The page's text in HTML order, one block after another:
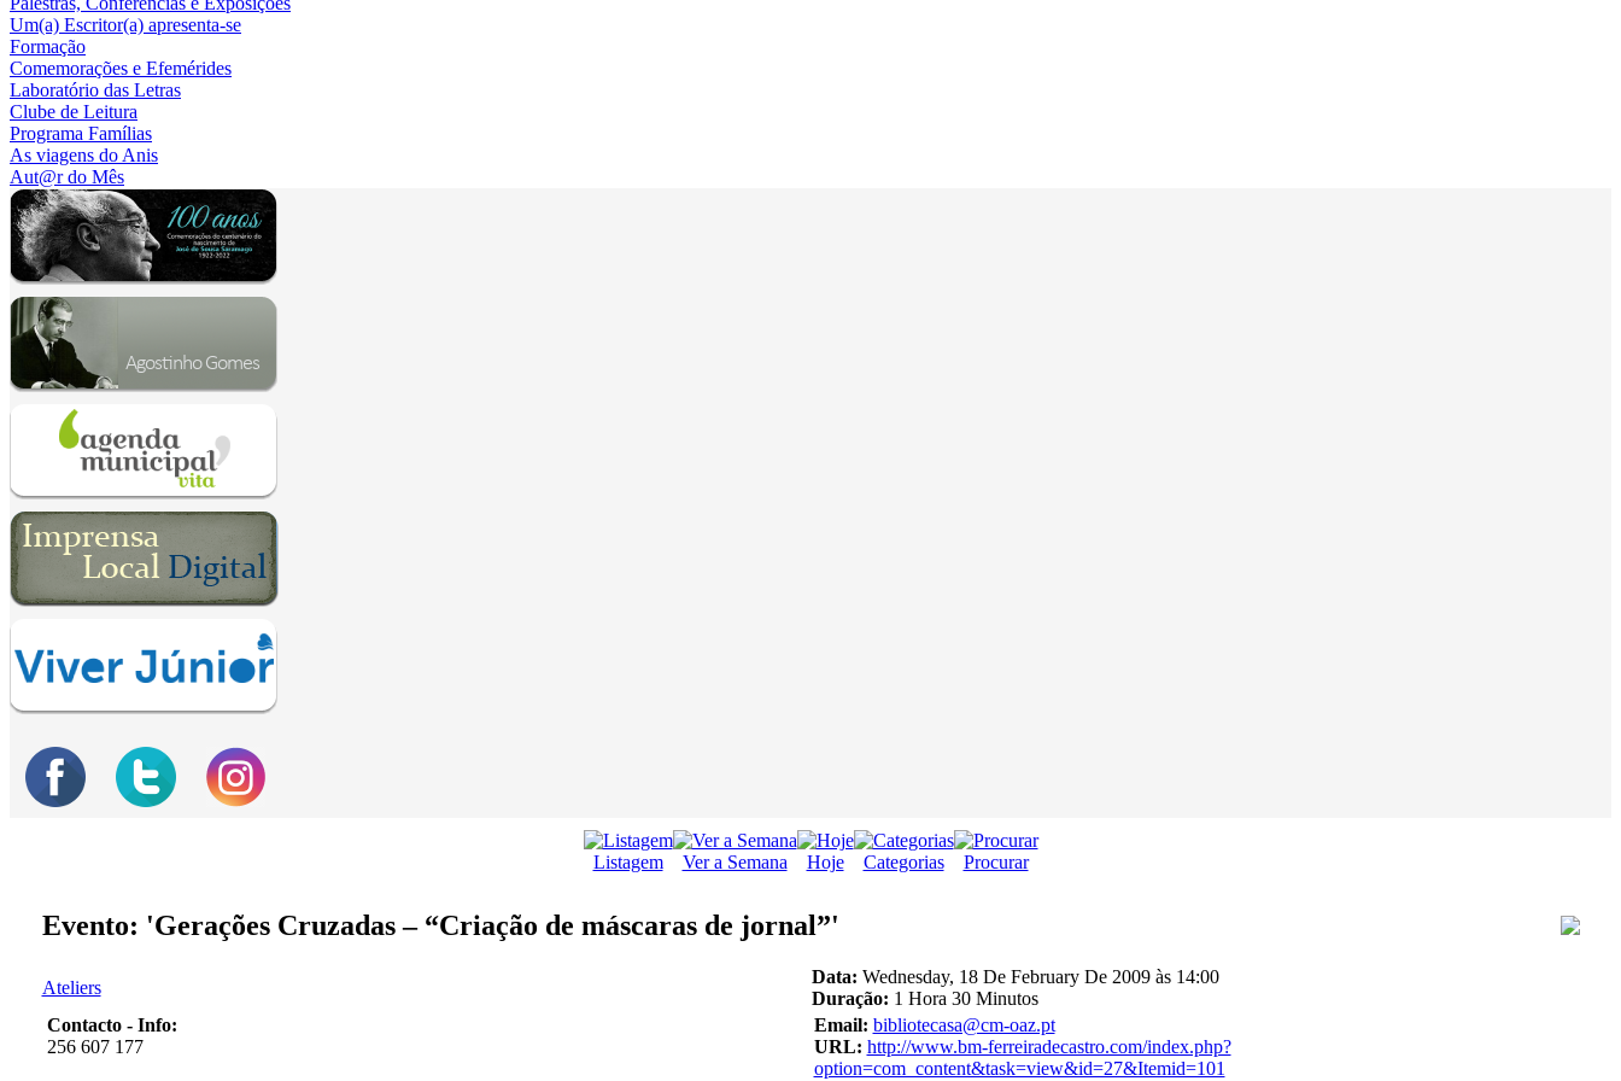
Um(a) Escritor(a) apresenta-se
Formação
Comemorações e Efemérides
Laboratório das Letras
Clube de Leitura
Programa Famílias
As viagens do Anis
Aut@r do Mês
Listagem Ver a Semana Hoje Categorias Procurar
Evento: 'Gerações Cruzadas – “Criação de máscaras de jornal”'
Ateliers
Data: Wednesday, 18 De February De 2009 às 14:00
Duração: 1 Hora 30 Minutos
Contacto - Info:
256 607 177
Email: bibliotecasa@cm-oaz.pt
URL: http://www.bm-ferreiradecastro.com/index.php?
option=com_content&task=view&id=27&Itemid=101